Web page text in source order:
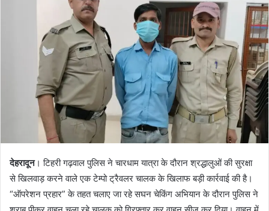
n
e
m
a
i
देहरादून। टिहरी गढ़वाल पुलिस ने चारधाम यात्रा के दौरान श्रद्धालुओं की सुरक्षा
से खिलवाड़ करने वाले एक टेम्पो ट्रैवलर चालक के खिलाफ बड़ी कार्रवाई की है।
“ऑपरेशन प्रहार” के तहत चलाए जा रहे सघन चेकिंग अभियान के दौरान पुलिस ने